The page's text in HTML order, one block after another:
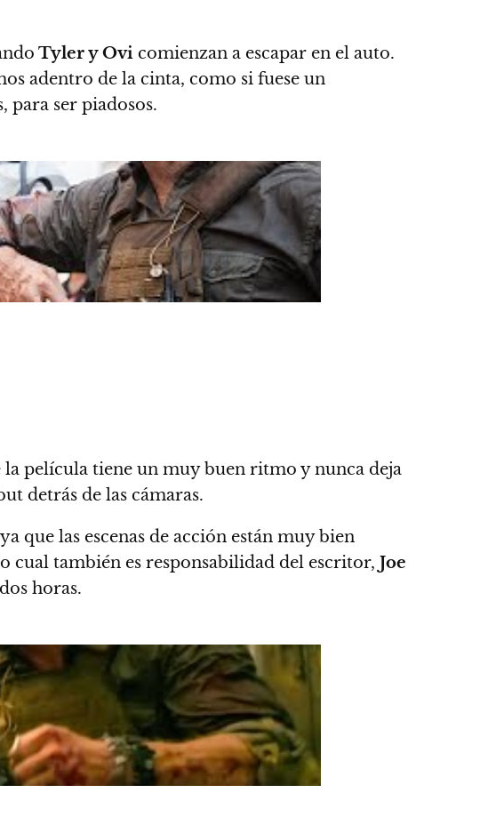
Tyler y Ovi comienzan a escapar en el auto.
adentro de la cinta, como si fuese un
para ser piadosos.
película tiene un muy buen ritmo y nunca deja
detrás de las cámaras.
que las escenas de acción están muy bien
cual también es responsabilidad del escritor, Joe
horas.